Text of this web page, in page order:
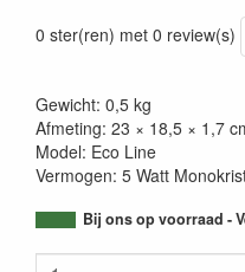
0 ster(ren) met 0 review(s)
Gewicht: 0,5 kg
Afmeting: 23 × 18,5 × 1,7
Model: Eco Line
Vermogen: 5 Watt
Bij ons op voorraad -